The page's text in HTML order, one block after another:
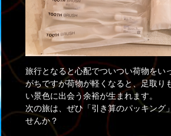
旅行となると心配でついつい荷物をい
がちですが荷物が軽くなると、足取り
い景色に出会う余裕が生まれます。
次の旅は、ぜひ「引き算のパッキング
せんか？